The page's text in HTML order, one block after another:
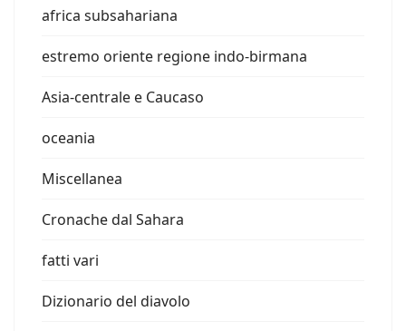
africa subsahariana
estremo oriente regione indo-birmana
Asia-centrale e Caucaso
oceania
Miscellanea
Cronache dal Sahara
fatti vari
Dizionario del diavolo